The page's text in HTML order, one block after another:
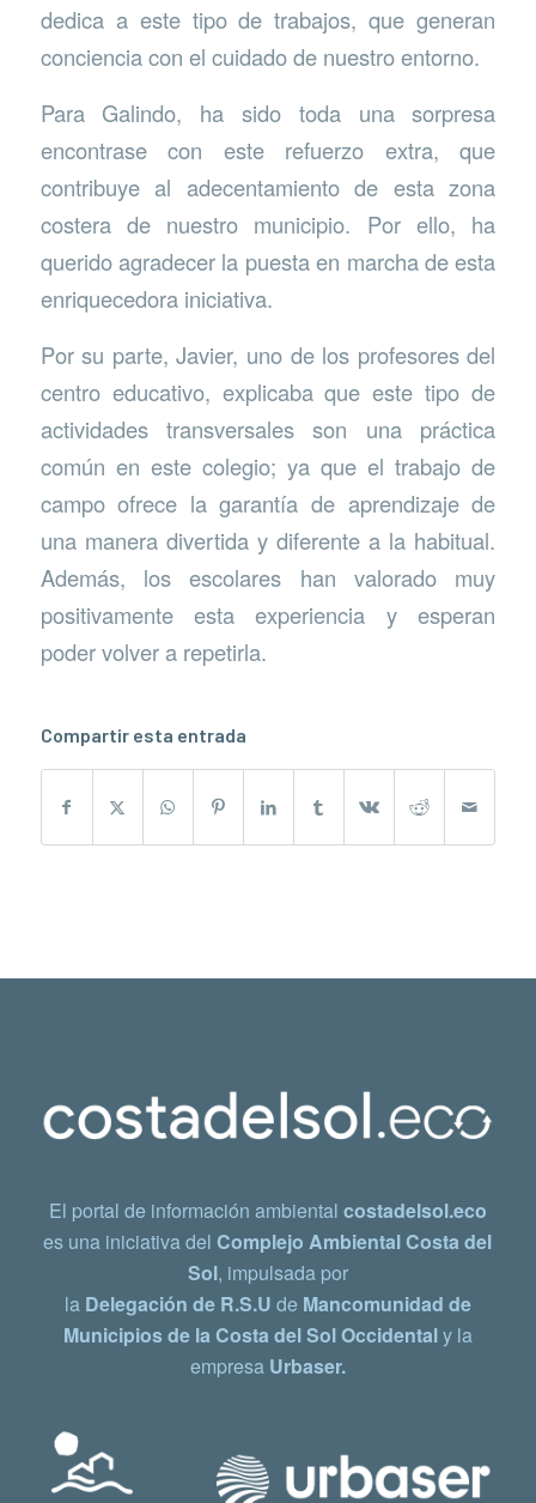
dedica a este tipo de trabajos, que generan
conciencia con el cuidado de nuestro entorno.
Para Galindo, ha sido toda una sorpresa
encontrase con este refuerzo extra, que
contribuye al adecentamiento de esta zona
costera de nuestro municipio. Por ello, ha
querido agradecer la puesta en marcha de esta
enriquecedora iniciativa.
Por su parte, Javier, uno de los profesores del
centro educativo, explicaba que este tipo de
actividades transversales son una práctica
común en este colegio; ya que el trabajo de
campo ofrece la garantía de aprendizaje de
una manera divertida y diferente a la habitual.
Además, los escolares han valorado muy
positivamente esta experiencia y esperan
poder volver a repetirla.
Compartir esta entrada
El portal de información ambiental costadelsol.eco
es una iniciativa delComplejo Ambiental Costa del
Sol, impulsada por
la Delegación de R.S.U de Mancomunidad de
Municipios de la Costa del Sol Occidentaly la
empresa Urbaser.